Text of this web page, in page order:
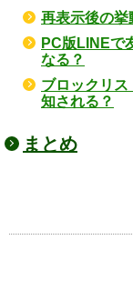
再表示後の挙
PC版LINEで
なる？
ブロックリ
知される？
まとめ